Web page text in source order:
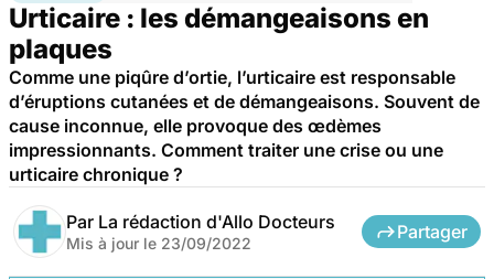
Urticaire : les démangeaisons en
plaques
Comme une piqûre d’ortie, l’urticaire est responsable
d’éruptions cutanées et de démangeaisons. Souvent de
cause inconnue, elle provoque des œdèmes
impressionnants. Comment traiter une crise ou une
urticaire chronique ?
Par La rédaction d'Allo Docteurs
Mis à jour le 23/09/2022
Partager